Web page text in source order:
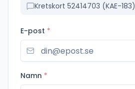
Kretskort 52414703 (KAE-183)
E-post *
Namn *